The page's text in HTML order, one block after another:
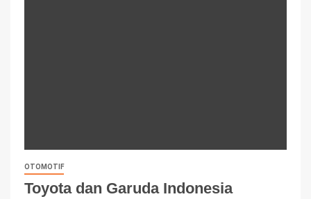
OTOMOTIF
Toyota dan Garuda Indonesia